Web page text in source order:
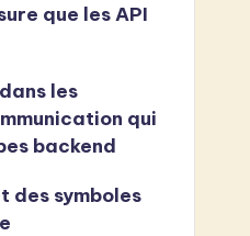
que les API
les
qui
backend
des symboles